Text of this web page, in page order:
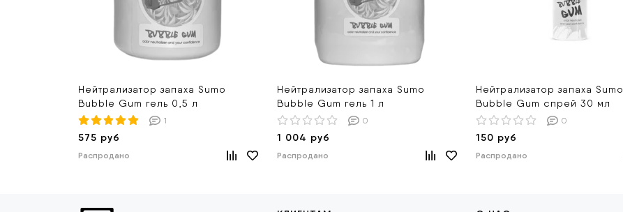
Нейтрализатор запаха Sumo
Bubble Gum гель 0,5 л
1
575 руб
Распродано
Нейтрализатор запаха Sumo
Bubble Gum гель 1 л
0
1 004 руб
Распродано
Нейтрализатор запаха Sumo
Bubble Gum спрей 30 мл
0
150 руб
Распродано